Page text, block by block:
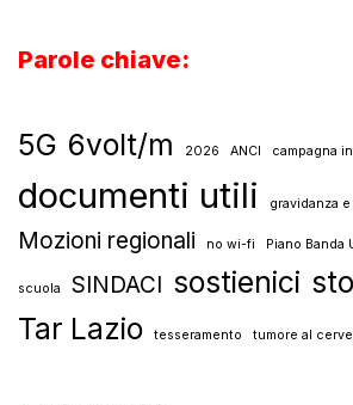
Parole chiave:
5G 6volt/m 2026 ANCI campagna
documenti utili gravidanza
Mozioni regionali no wi-fi Piano Banda
scuola SINDACI sostienici
Tar Lazio
tesseramento tumore al